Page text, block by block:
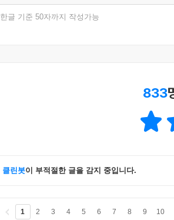
한글 기준 50자까지 작성가능
833
클린봇이 부적절한 글을 감지 중입니다.
1 2 3 4 5 6 7 8 9 10